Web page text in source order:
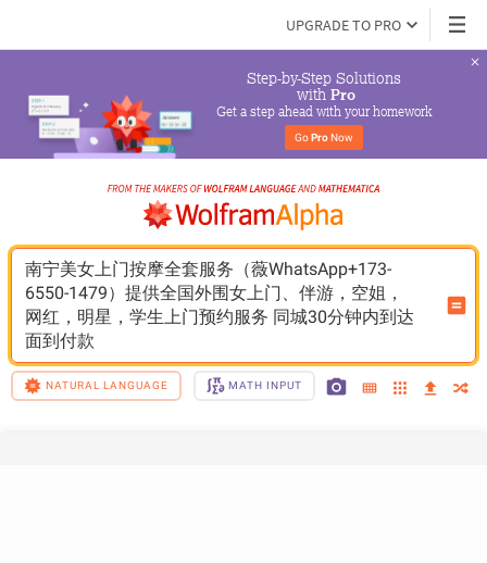
UPGRADE TO PRO
Step-by-Step Solutions
with Pro
Get a step ahead with your homework
Go Pro Now
南宁美女上门按摩全套服务（薇WhatsApp+173-
6550-1479）提供全国外围女上门、伴游，空姐，
网红，明星，学生上门预约服务 同城30分钟内到达
面到付款
NATURAL LANGUAGE MATH INPUT